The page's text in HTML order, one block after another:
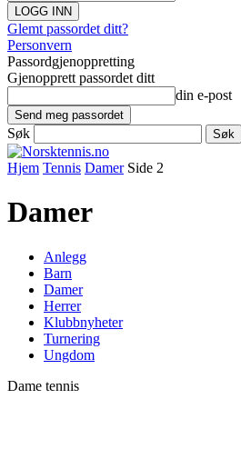
Glemt passordet ditt?
Personvern
Passordgjenoppretting
Gjenopprett passordet ditt
din e-post
Søk
Hjem Tennis Damer Side 2
Damer
Anlegg
Barn
Damer
Herrer
Klubbnyheter
Turnering
Ungdom
Dame tennis